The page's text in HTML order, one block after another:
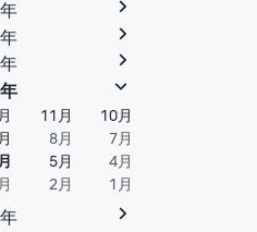
11月
10月
8月
7月
5月
4月
2月 1月